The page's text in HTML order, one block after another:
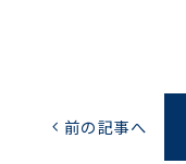
chevron_left 前の記事へ